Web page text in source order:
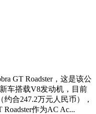
GT Roadster，这是该公
车搭载V8发动机，目前
合247.2万元人民币），
作为AC Ac...